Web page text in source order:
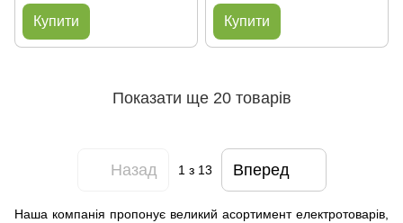
Купити Купити
Показати ще 20 товарів
Назад 1з 13 Вперед
Наша компанія пропонує великий асортимент електротоварів,